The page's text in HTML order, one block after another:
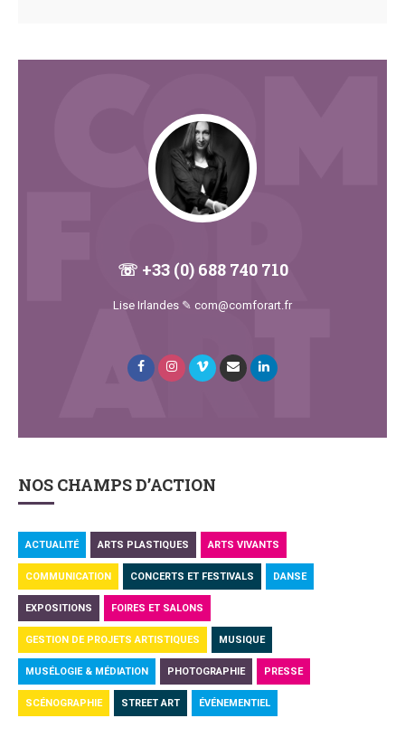
☏ +33 (0) 688 740 710
Lise Irlandes ✎ com@comforart.fr
NOS CHAMPS D’ACTION
ACTUALITÉ ARTS PLASTIQUES ARTS VIVANTS
COMMUNICATION CONCERTS ET FESTIVALS DANSE
EXPOSITIONS FOIRES ET SALONS
GESTION DE PROJETS ARTISTIQUES MUSIQUE
MUSÉLOGIE & MÉDIATION PHOTOGRAPHIE PRESSE
SCÉNOGRAPHIE STREET ART ÉVÉNEMENTIEL